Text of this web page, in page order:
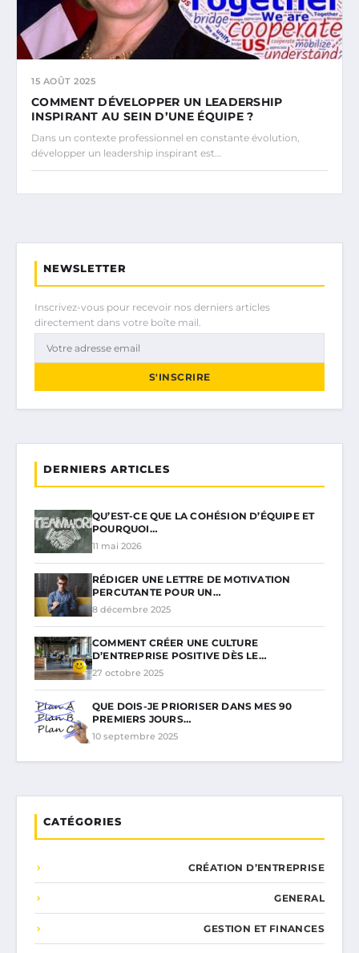
15 AOÛT 2025
COMMENT DÉVELOPPER UN LEADERSHIP
INSPIRANT AU SEIN D’UNE ÉQUIPE ?
Dans un contexte professionnel en constante évolution,
développer un leadership inspirant est…
NEWSLETTER
Inscrivez-vous pour recevoir nos derniers articles
directement dans votre boîte mail.
S'INSCRIRE
DERNIERS ARTICLES
QU’EST-CE QUE LA COHÉSION D’ÉQUIPE ET
POURQUOI…
11 mai 2026
RÉDIGER UNE LETTRE DE MOTIVATION
PERCUTANTE POUR UN…
8 décembre 2025
COMMENT CRÉER UNE CULTURE
D’ENTREPRISE POSITIVE DÈS LE…
27 octobre 2025
QUE DOIS-JE PRIORISER DANS MES 90
PREMIERS JOURS…
10 septembre 2025
CATÉGORIES
CRÉATION D’ENTREPRISE
GENERAL
GESTION ET FINANCES